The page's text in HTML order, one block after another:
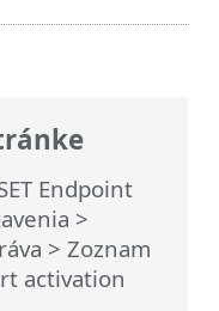
Endpoint
>
> Zoznam
activation